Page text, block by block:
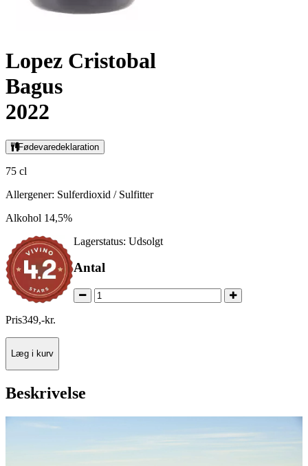
Lopez Cristobal
Bagus
2022
Fødevaredeklaration
75 cl
Allergener: Sulferdioxid / Sulfitter
Alkohol 14,5%
Lagerstatus: Udsolgt
Antal
Pris349,-kr.
Læg i kurv
Beskrivelse